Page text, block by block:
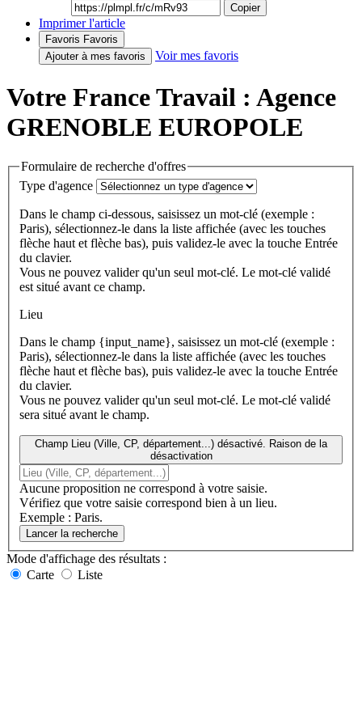
Copier
Imprimer l'article
Favoris Favoris
Ajouter à mes favoris
Voir mes favoris
Votre France Travail : Agence
GRENOBLE EUROPOLE
Formulaire de recherche d'offres
Type d'agence
Dans le champ ci-dessous, saisissez un mot-clé (exemple :
Paris), sélectionnez-le dans la liste affichée (avec les touches
flèche haut et flèche bas), puis validez-le avec la touche Entrée
du clavier.
Vous ne pouvez valider qu'un seul mot-clé. Le mot-clé validé
est situé avant ce champ.
Lieu
Dans le champ {input_name}, saisissez un mot-clé (exemple :
Paris), sélectionnez-le dans la liste affichée (avec les touches
flèche haut et flèche bas), puis validez-le avec la touche Entrée
du clavier.
Vous ne pouvez valider qu'un seul mot-clé. Le mot-clé validé
sera situé avant le champ.
Champ Lieu (Ville, CP, département...) désactivé. Raison de la
désactivation
Aucune proposition ne correspond à votre saisie.
Vérifiez que votre saisie correspond bien à un lieu.
Exemple : Paris.
Lancer la recherche
Mode d'affichage des résultats :
Carte
Liste